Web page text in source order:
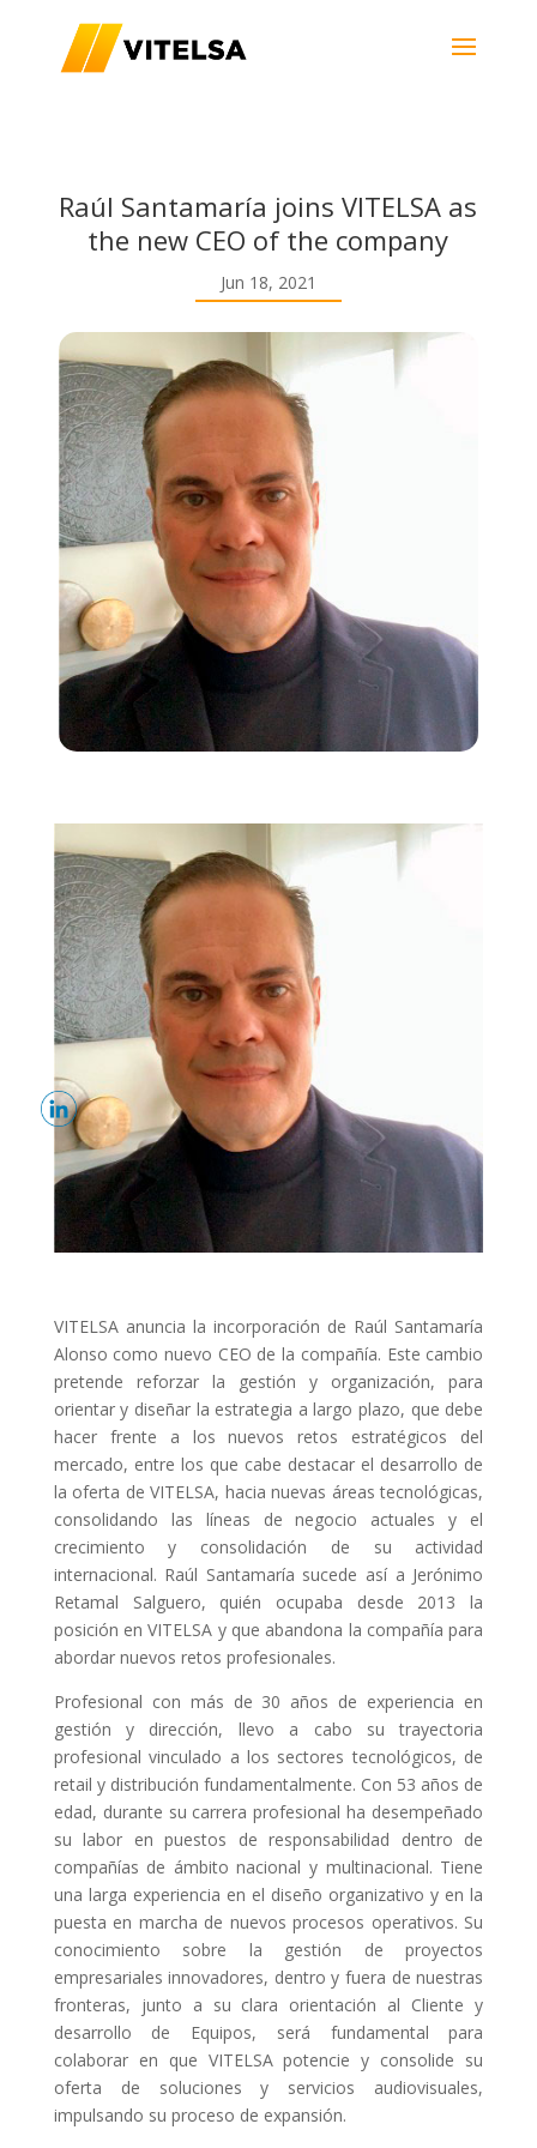
Raúl Santamaría joins VITELSA as
the new CEO of the company
Jun 18, 2021
VITELSA anuncia la incorporación de Raúl Santamaría
Alonso como nuevo CEO de la compañía. Este cambio
pretende reforzar la gestión y organización, para
orientar y diseñar la estrategia a largo plazo, que debe
hacer frente a los nuevos retos estratégicos del
mercado, entre los que cabe destacar el desarrollo de
la oferta de VITELSA, hacia nuevas áreas tecnológicas,
consolidando las líneas de negocio actuales y el
crecimiento y consolidación de su actividad
internacional. Raúl Santamaría sucede así a Jerónimo
Retamal Salguero, quién ocupaba desde 2013 la
posición en VITELSA y que abandona la compañía para
abordar nuevos retos profesionales.
Profesional con más de 30 años de experiencia en
gestión y dirección, llevo a cabo su trayectoria
profesional vinculado a los sectores tecnológicos, de
retail y distribución fundamentalmente. Con 53 años de
edad, durante su carrera profesional ha desempeñado
su labor en puestos de responsabilidad dentro de
compañías de ámbito nacional y multinacional. Tiene
una larga experiencia en el diseño organizativo y en la
puesta en marcha de nuevos procesos operativos. Su
conocimiento sobre la gestión de proyectos
empresariales innovadores, dentro y fuera de nuestras
fronteras, junto a su clara orientación al Cliente y
desarrollo de Equipos, será fundamental para
colaborar en que VITELSA potencie y consolide su
oferta de soluciones y servicios audiovisuales,
impulsando su proceso de expansión.